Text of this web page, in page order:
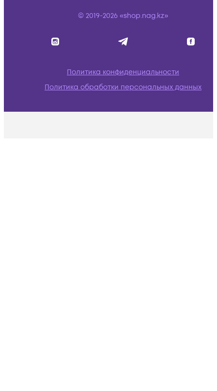
© 2019-2026 «shop.nag.kz»
Политика конфиденциальности
Политика обработки персональных данных